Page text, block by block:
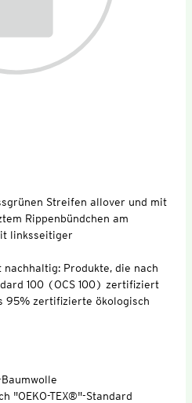
Streifen allover und mit
Rippenbündchen am
linksseitiger
Produkte, die nach
100 (OCS 100) zertifiziert
95% zertifizierte ökologisch
"OEKO-TEX®"-Standard